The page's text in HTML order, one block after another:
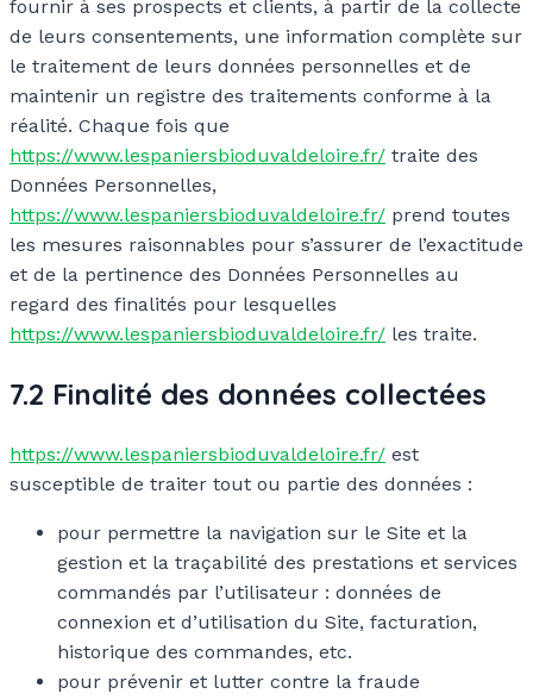
fournir à ses prospects et clients, à partir de la collecte
de leurs consentements, une information complète sur
le traitement de leurs données personnelles et de
maintenir un registre des traitements conforme à la
réalité. Chaque fois que
https://www.lespaniersbioduvaldeloire.fr/ traite des
Données Personnelles,
https://www.lespaniersbioduvaldeloire.fr/ prend toutes
les mesures raisonnables pour s’assurer de l’exactitude
et de la pertinence des Données Personnelles au
regard des finalités pour lesquelles
https://www.lespaniersbioduvaldeloire.fr/ les traite.
7.2 Finalité des données collectées
https://www.lespaniersbioduvaldeloire.fr/ est
susceptible de traiter tout ou partie des données :
pour permettre la navigation sur le Site et la
gestion et la traçabilité des prestations et services
commandés par l’utilisateur : données de
connexion et d’utilisation du Site, facturation,
historique des commandes, etc.
pour prévenir et lutter contre la fraude